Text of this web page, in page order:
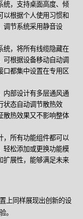
统，支持桌面高度、倾
以根据个人使用习惯和
调节系统采用静音设
统，将所有线缆隐藏在
可根据设备移动自动调
口都集中设置在专用区
内部设计有多层通风通
状态自动调节散热效
散热效果又不影响整体
，所有功能组件都可以
轻松添加或更换功能模
扩展性，能够满足未来
上同样展现出创新的设
。